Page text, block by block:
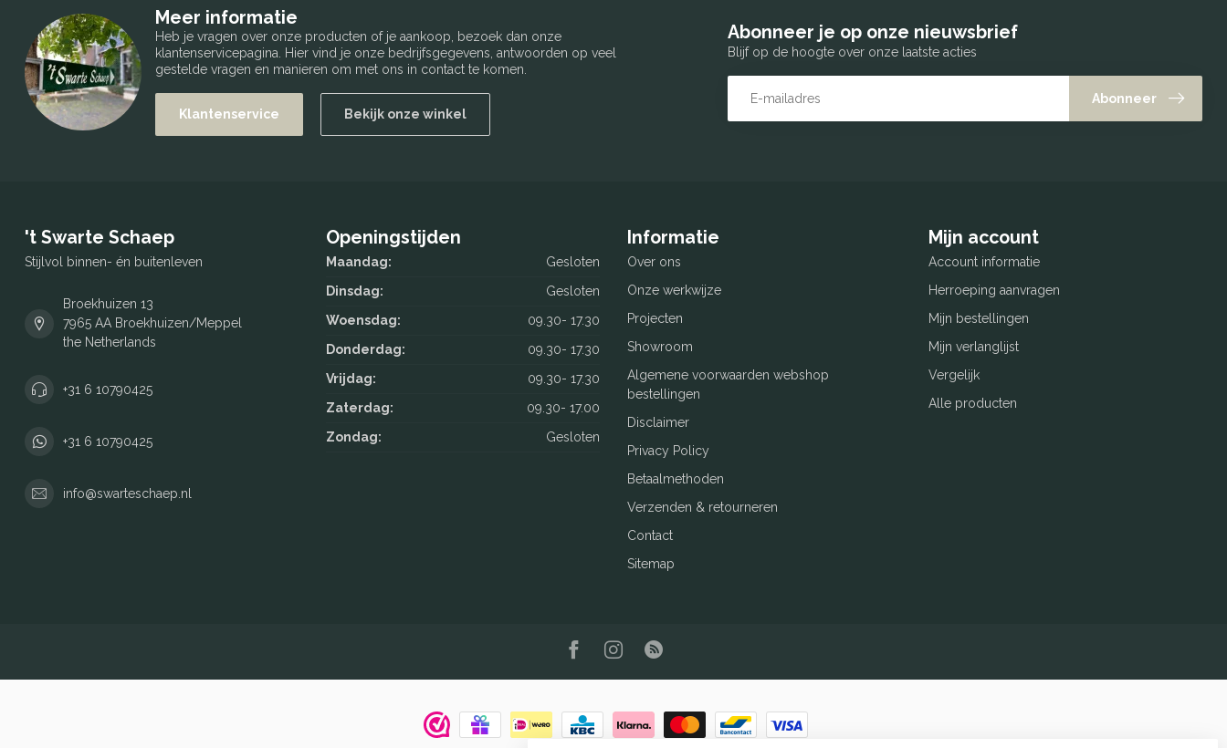
Meer informatie
Heb je vragen over onze producten of je aankoop, bezoek dan onze
klantenservicepagina. Hier vind je onze bedrijfsgegevens, antwoorden op veel
gestelde vragen en manieren om met ons in contact te komen.
Klantenservice Bekijk onze winkel
Abonneer je op onze nieuwsbrief
Blijf op de hoogte over onze laatste acties
Abonneer
't Swarte Schaep
Stijlvol binnen- én buitenleven
Broekhuizen 13
7965 AA Broekhuizen/Meppel
the Netherlands
+31 6 10790425
+31 6 10790425
info@swarteschaep.nl
Openingstijden
Maandag:
Gesloten
Dinsdag:
Gesloten
Woensdag:
09.30- 17.30
Donderdag:
09.30- 17.30
Vrijdag:
09.30- 17.30
Zaterdag:
09.30- 17.00
Zondag:
Gesloten
Informatie
Over ons
Onze werkwijze
Projecten
Showroom
Algemene voorwaarden webshop
bestellingen
Disclaimer
Privacy Policy
Betaalmethoden
Verzenden & retourneren
Contact
Sitemap
Mijn account
Account informatie
Herroeping aanvragen
Mijn bestellingen
Mijn verlanglijst
Vergelijk
Alle producten